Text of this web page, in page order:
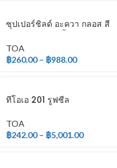
ซุปเปอร์ชิลด์ อะควา กลอส สี
TOA
฿260.00 – ฿988.00
ทีโอเอ 201 รูฟซีล
TOA
฿242.00 – ฿5,001.00